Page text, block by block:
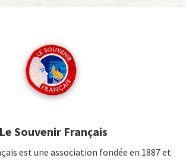
Le Souvenir Français
est une association fondée en 1887 et